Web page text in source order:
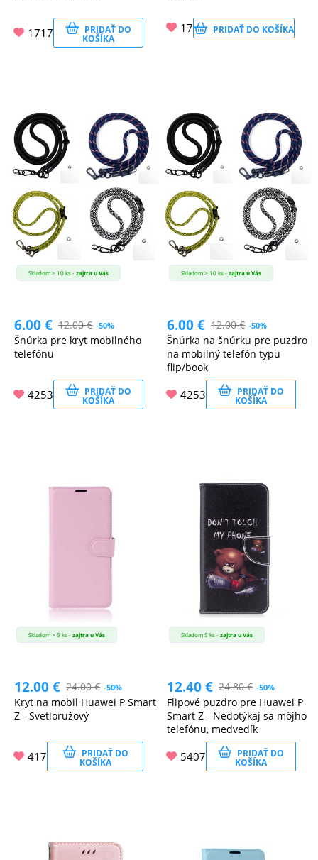
1717 PRIDAŤ DO
KOŠÍKA
17 PRIDAŤ DO KOŠÍKA
Skladom > 10 ks -zajtra u Vás
6.00€ 12.00€ -50%
Šnúrka pre kryt mobilného
telefónu
4253 PRIDAŤ DO
KOŠÍKA
Skladom > 10 ks -zajtra u Vás
6.00€ 12.00€ -50%
Šnúrka na šnúrku pre puzdro
na mobilný telefón typu
flip/book
4253 PRIDAŤ DO
KOŠÍKA
Skladom > 5 ks -zajtra u Vás
12.00€ 24.00€ -50%
Kryt na mobil Huawei P Smart
Z - Svetloružový
417 PRIDAŤ DO
KOŠÍKA
Skladom 5 ks -zajtra u Vás
12.40€ 24.80€ -50%
Flipové puzdro pre Huawei P
Smart Z - Nedotýkaj sa môjho
telefónu, medvedík
5407 PRIDAŤ DO
KOŠÍKA